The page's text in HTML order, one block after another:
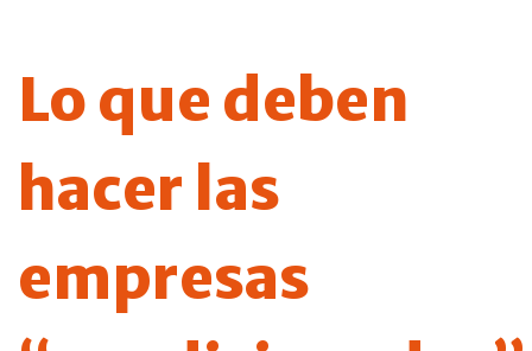
Lo que deben
hacer las
empresas